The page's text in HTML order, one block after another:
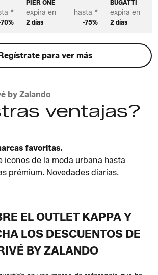
*
PIER ONE
expira en
2 días
hasta *
-75%
BUGATTI
expira en
2 días
para ver más
by Zalando
ventajas?
favoritas.
iconos de la moda urbana hasta
prémium. Novedades diarias.
EL OUTLET KAPPA Y
LOS DESCUENTOS DE
BY ZALANDO